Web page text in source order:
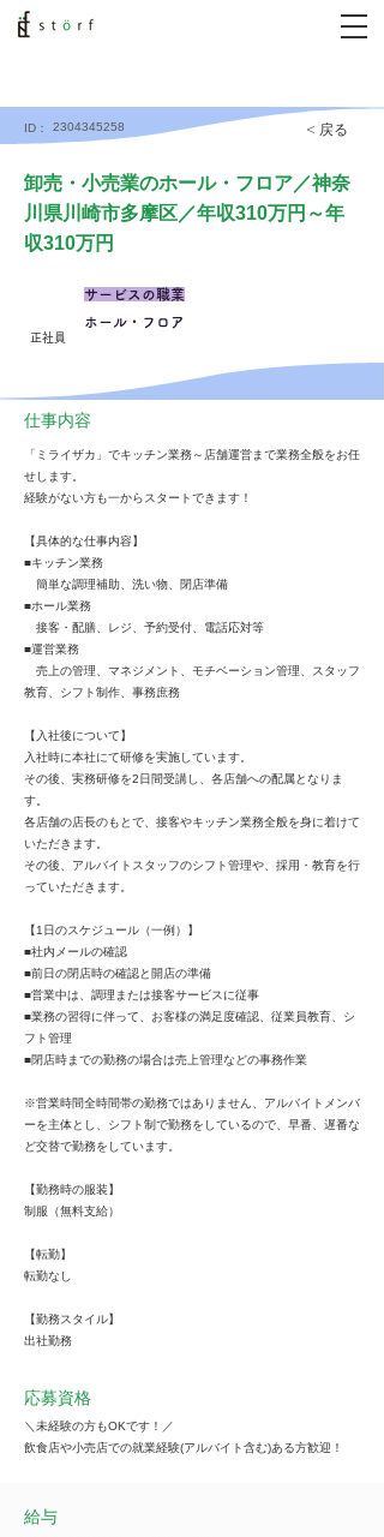
ID： 2304345258 < 戻る
卸売・小売業のホール・フロア／神奈
川県川崎市多摩区／年収310万円～年
収310万円
正社員
サービスの職業
ホール・フロア
仕事内容
「ミライザカ」でキッチン業務～店舗運営まで業務全般をお任
せします。
経験がない方も一からスタートできます！
【具体的な仕事内容】
■キッチン業務
簡単な調理補助、洗い物、閉店準備
■ホール業務
接客・配膳、レジ、予約受付、電話応対等
■運営業務
売上の管理、マネジメント、モチベーション管理、スタッフ
教育、シフト制作、事務庶務
【入社後について】
入社時に本社にて研修を実施しています。
その後、実務研修を2日間受講し、各店舗への配属となりま
す。
各店舗の店長のもとで、接客やキッチン業務全般を身に着けて
いただきます。
その後、アルバイトスタッフのシフト管理や、採用・教育を行
っていただきます。
【1日のスケジュール（一例）】
■社内メールの確認
■前日の閉店時の確認と開店の準備
■営業中は、調理または接客サービスに従事
■業務の習得に伴って、お客様の満足度確認、従業員教育、シ
フト管理
■閉店時までの勤務の場合は売上管理などの事務作業
※営業時間全時間帯の勤務ではありません、アルバイトメンバ
ーを主体とし、シフト制で勤務をしているので、早番、遅番な
ど交替で勤務をしています。
【勤務時の服装】
制服（無料支給）
【転勤】
転勤なし
【勤務スタイル】
出社勤務
応募資格
＼未経験の方もOKです！／
飲食店や小売店での就業経験(アルバイト含む)ある方歓迎！
給与